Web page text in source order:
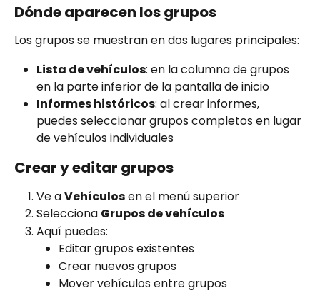
Dónde aparecen los grupos
Los grupos se muestran en dos lugares principales:
Lista de vehículos: en la columna de grupos
en la parte inferior de la pantalla de inicio
Informes históricos: al crear informes,
puedes seleccionar grupos completos en lugar
de vehículos individuales
Crear y editar grupos
Ve a Vehículos en el menú superior
Selecciona Grupos de vehículos
Aquí puedes:
Editar grupos existentes
Crear nuevos grupos
Mover vehículos entre grupos